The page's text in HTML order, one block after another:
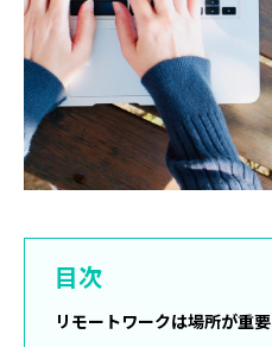
目次
リモートワークは場所が重要